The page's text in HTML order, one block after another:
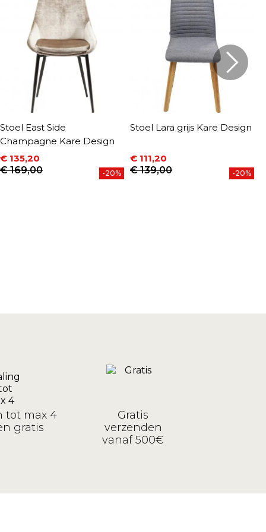
Stoel East Side
Champagne Kare Design
Prijs
€ 135,20
Normale prijs
€ 169,00 -20%
Stoel Lara grijs Kare Design
Prijs
€ 111,20
Normale prijs
€ 139,00 -20%
tot max 4
gratis
Gratis
verzenden
vanaf 500€